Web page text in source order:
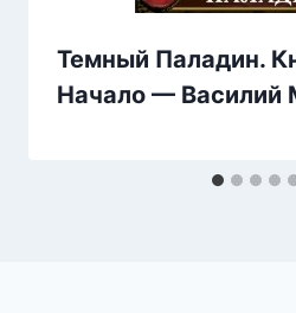
Темный Паладин.
Начало — Василий